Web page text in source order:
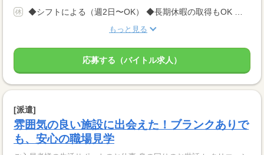
◆シフトによる（週2日〜OK） ◆長期休暇の取得もOK 勤務曜日、休み希望はお気軽にご相談ください やむを得ない急なお休みにも理解のある職場です
もっと見る
応募する（バイトル求人）
[派遣]
雰囲気の良い施設に出会えた！ブランクありで
も、安心の職場見学